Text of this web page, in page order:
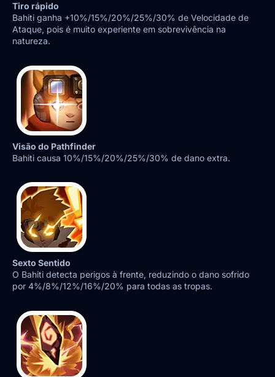
Tiro rápido
Bahiti ganha +10%/15%/20%/25%/30% de Velocidade de
Ataque, pois é muito experiente em sobrevivência na
natureza.
Visão do Pathfinder
Bahiti causa 10%/15%/20%/25%/30% de dano extra.
Sexto Sentido
O Bahiti detecta perigos à frente, reduzindo o dano sofrido
por 4%/8%/12%/16%/20% para todas as tropas.